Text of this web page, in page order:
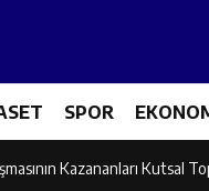
SPOR
Semt Pazarında
Kazananları Kutsal